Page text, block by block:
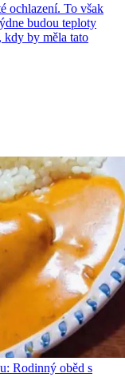
ochlazení. To však
budou teploty
kdy by měla tato
Rodinný oběd s